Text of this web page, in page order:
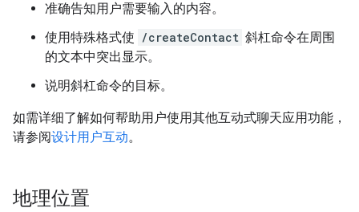
准确告知用户需要输入的内容。
使用特殊格式使 /createContact 斜杠命令在周围
的文本中突出显示。
说明斜杠命令的目标。
如需详细了解如何帮助用户使用其他互动式聊天应用功能，
请参阅设计用户互动。
地理位置